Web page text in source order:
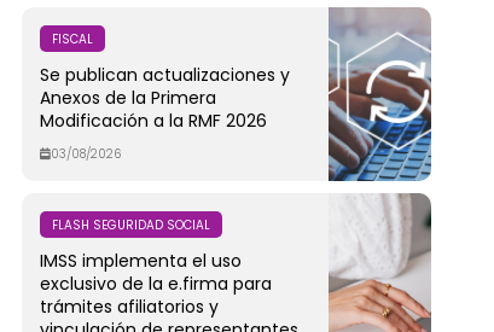
FISCAL
Se publican actualizaciones y
Anexos de la Primera
Modificación a la RMF 2026
03/08/2026
FLASH SEGURIDAD SOCIAL
IMSS implementa el uso
exclusivo de la e.firma para
trámites afiliatorios y